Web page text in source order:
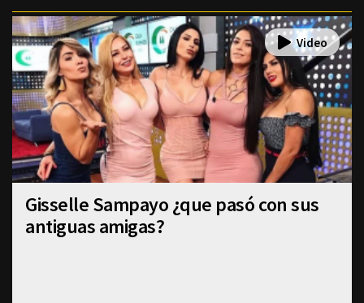
Gisselle Sampayo ¿que pasó con sus
antiguas amigas?